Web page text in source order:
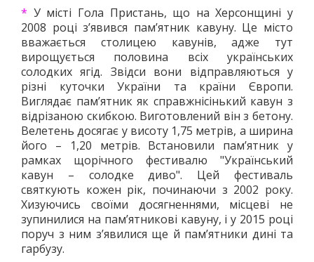
* У місті Гола Пристань, що на Херсонщині у
2008 році з’явився пам’ятник кавуну. Це місто
вважається столицею кавунів, адже тут
вирощується половина всіх українських
солодких ягід. Звідси вони відправляються у
різні куточки України та країни Європи.
Виглядає пам’ятник як справжнісінький кавун з
відрізаною скибкою. Виготовлений він з бетону.
Велетень досягає у висоту 1,75 метрів, а ширина
його – 1,20 метрів. Встановили пам’ятник у
рамках щорічного фестивалю "Український
кавун – солодке диво". Цей фестиваль
святкують кожен рік, починаючи з 2002 року.
Хизуючись своїми досягненнями, місцеві не
зупинилися на пам’ятникові кавуну, і у 2015 році
поруч з ним з’явилися ще й пам’ятники дині та
гарбузу.